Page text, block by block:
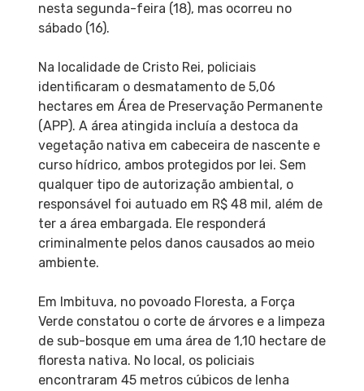
nesta segunda-feira (18), mas ocorreu no
sábado (16).
Na localidade de Cristo Rei, policiais
identificaram o desmatamento de 5,06
hectares em Área de Preservação Permanente
(APP). A área atingida incluía a destoca da
vegetação nativa em cabeceira de nascente e
curso hídrico, ambos protegidos por lei. Sem
qualquer tipo de autorização ambiental, o
responsável foi autuado em R$ 48 mil, além de
ter a área embargada. Ele responderá
criminalmente pelos danos causados ao meio
ambiente.
Em Imbituva, no povoado Floresta, a Força
Verde constatou o corte de árvores e a limpeza
de sub-bosque em uma área de 1,10 hectare de
floresta nativa. No local, os policiais
encontraram 45 metros cúbicos de lenha